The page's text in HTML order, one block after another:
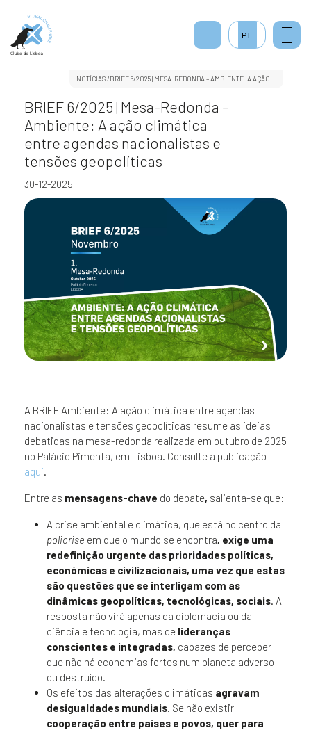
NOTÍCIAS/BRIEF 6/2025 | MESA-REDONDA – AMBIENTE: A AÇÃO...
BRIEF 6/2025 | Mesa-Redonda –
Ambiente: A ação climática
entre agendas nacionalistas e
tensões geopolíticas
30-12-2025
A BRIEF Ambiente: A ação climática entre agendas
nacionalistas e tensões geopolíticas resume as ideias
debatidas na mesa-redonda realizada em outubro de 2025
no Palácio Pimenta, em Lisboa. Consulte a publicação
aqui.
Entre as mensagens-chave do debate, salienta-se que:
A crise ambiental e climática, que está no centro da
policrise em que o mundo se encontra, exige uma
redefinição urgente das prioridades políticas,
económicas e civilizacionais, uma vez que estas
são questões que se interligam com as
dinâmicas geopolíticas, tecnológicas, sociais. A
resposta não virá apenas da diplomacia ou da
ciência e tecnologia, mas de lideranças
conscientes e integradas, capazes de perceber
que não há economias fortes num planeta adverso
ou destruído.
Os efeitos das alterações climáticas agravam
desigualdades mundiais. Se não existir
cooperação entre países e povos, quer para
PT